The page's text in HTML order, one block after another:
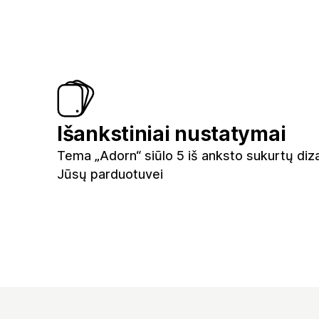
Išankstiniai nustatymai
Tema „Adorn“ siūlo 5 iš anksto sukurtų
Jūsų parduotuvei